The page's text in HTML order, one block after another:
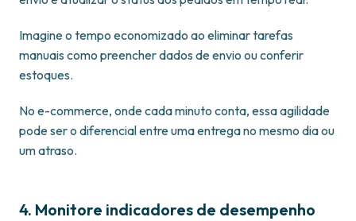
Imagine o tempo economizado ao eliminar tarefas
manuais como preencher dados de envio ou conferir
estoques.
No e-commerce, onde cada minuto conta, essa agilidade
pode ser o diferencial entre uma entrega no mesmo dia ou
um atraso.
4. Monitore indicadores de desempenho